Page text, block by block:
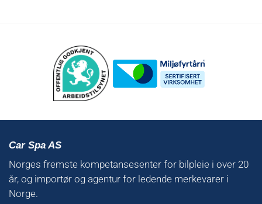
Car Spa AS
Norges fremste kompetansesenter for bilpleie i over 20
år, og importør og agentur for ledende merkevarer i
Norge.